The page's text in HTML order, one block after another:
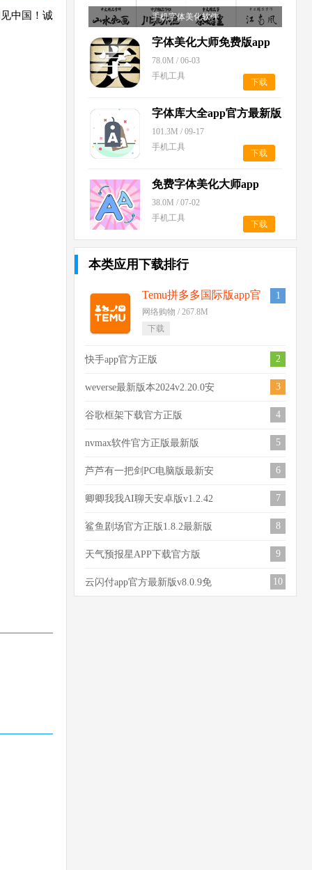
中国！诚
手机字体美化软件
字体美化大师免费版app
78.0M / 06-03
手机工具
下载
字体库大全app官方最新版
2025
101.3M / 09-17
手机工具
下载
免费字体美化大师app
38.0M / 07-02
手机工具
下载
本类应用下载排行
Temu拼多多国际版app官
方下载最新版v2.61.0
网络购物 / 267.8M
下载
1
快手app官方正版
v14.5.10.48350安卓版
2
weverse最新版本2024v2.20.0安
卓版
3
谷歌框架下载官方正版
v24.32.33 (040400-662265838)
4
nvmax软件官方正版最新版
v7.1.6 安卓版
5
芦芦有一把剑PC电脑版最新安
卓版v1.0 最新版
6
卿卿我我AI聊天安卓版v1.2.42
最新版
7
鲨鱼剧场官方正版1.8.2最新版 8
天气预报星APP下载官方版
1.4.0.1
9
云闪付app官方最新版v8.0.9免 10